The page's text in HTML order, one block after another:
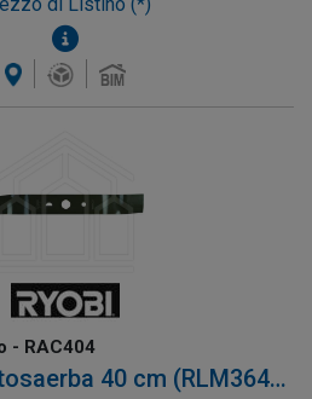
- RAC404
40 cm (RLM3640,